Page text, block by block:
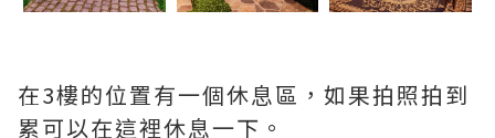
在3樓的位置有一個休息區，如果拍照拍到
累可以在這裡休息一下。